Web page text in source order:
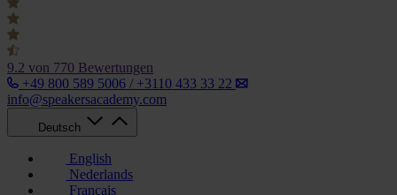
9.2 von 770 Bewertungen
+49 800 589 5006 / +3110 433 33 22
info@speakersacademy.com
Deutsch
English
Nederlands
Français